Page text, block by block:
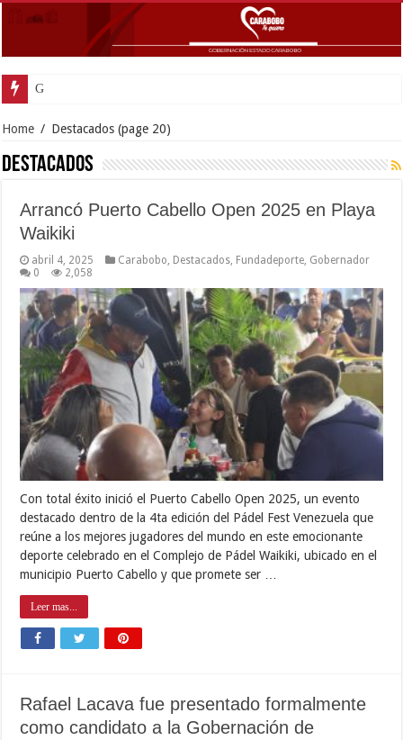
Gobernador Lacava anunció colocac
Home / Destacados (page 20)
Destacados
Arrancó Puerto Cabello Open 2025 en Playa
Waikiki
abril 4, 2025 Carabobo Destacados Fundadeporte Gobernador
0
2,058
Con total éxito inició el Puerto Cabello Open 2025, un evento
destacado dentro de la 4ta edición del Pádel Fest Venezuela que
reúne a los mejores jugadores del mundo en este emocionante
deporte celebrado en el Complejo de Pádel Waikiki, ubicado en el
municipio Puerto Cabello y que promete ser …
Leer mas...
Rafael Lacava fue presentado formalmente
como candidato a la Gobernación de